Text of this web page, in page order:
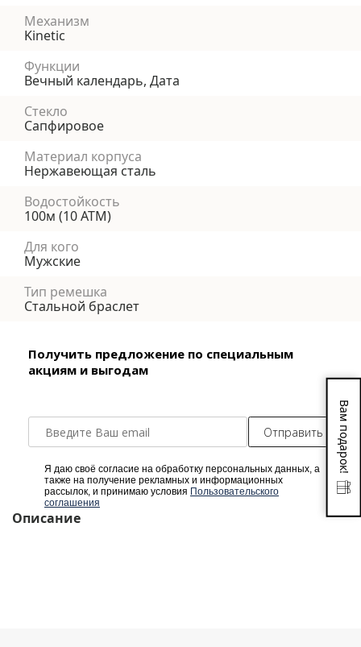
Механизм
Kinetic
Функции
Вечный календарь, Дата
Стекло
Сапфировое
Материал корпуса
Нержавеющая сталь
Водостойкость
100м (10 АТМ)
Для кого
Мужские
Тип ремешка
Стальной браслет
Получить предложение по специальным
акциям и выгодам
Отправить
Я даю своё согласие на обработку персональных данных, а
также на получение рекламных и информационных
рассылок, и принимаю условия Пользовательского
соглашения
Описание
Вам подарок!